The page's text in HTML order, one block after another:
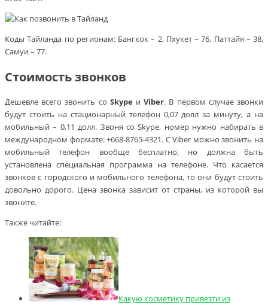
Коды Тайланда по регионам: Бангкок – 2, Пхукет – 76, Паттайя – 38,
Самуи – 77.
Стоимость звонков
Дешевле всего звонить со Skype и Viber. В первом случае звонки
будут стоить на стационарный телефон 0,07 долл за минуту, а на
мобильный – 0,11 долл. Звоня со Skype, номер нужно набирать в
международном формате: +668-8765-4321. С Viber можно звонить на
мобильный телефон вообще бесплатно, но должна быть
установлена специальная программа на телефоне. Что касается
звонков с городского и мобильного телефона, то они будут стоить
довольно дорого. Цена звонка зависит от страны, из которой вы
звоните.
Также читайте:
Какую косметику привезти из